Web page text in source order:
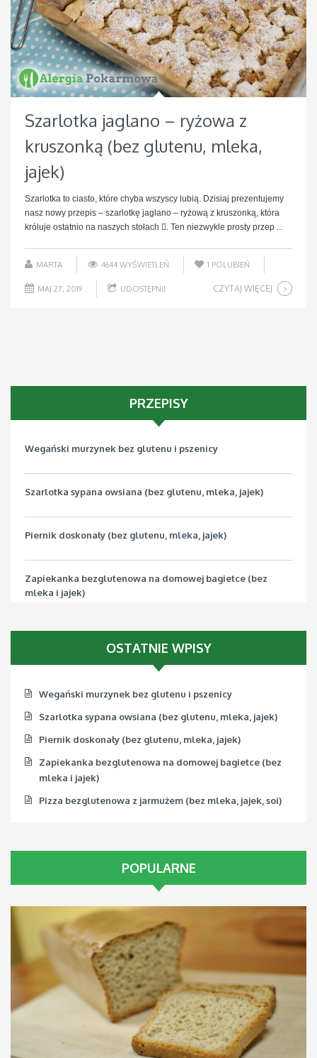
Szarlotka jaglano – ryżowa z
kruszonką (bez glutenu, mleka,
jajek)
Szarlotka to ciasto, które chyba wszyscy lubią. Dzisiaj prezentujemy
nasz nowy przepis – szarlotkę jaglano – ryżową z kruszonką, która
króluje ostatnio na naszych stołach . Ten niezwykle prosty przep ...
MARTA 4644 WYŚWIETLEŃ 1 POLUBIEŃ
MAJ 27, 2019 UDOSTĘPNIJ CZYTAJ WIĘCEJ
PRZEPISY
Wegański murzynek bez glutenu i pszenicy
Szarlotka sypana owsiana (bez glutenu, mleka, jajek)
Piernik doskonały (bez glutenu, mleka, jajek)
Zapiekanka bezglutenowa na domowej bagietce (bez
mleka i jajek)
OSTATNIE WPISY
Wegański murzynek bez glutenu i pszenicy
Szarlotka sypana owsiana (bez glutenu, mleka, jajek)
Piernik doskonały (bez glutenu, mleka, jajek)
Zapiekanka bezglutenowa na domowej bagietce (bez
mleka i jajek)
Pizza bezglutenowa z jarmużem (bez mleka, jajek, soi)
POPULARNE